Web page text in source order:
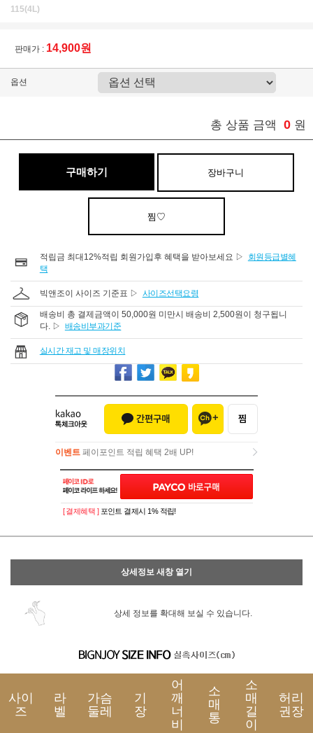
115(4L)
판매가 : 14,900원
옵션
총 상품 금액 0 원
구매하기 장바구니
찜♡
적립금 최대12%적립 회원가입후 혜택을 받아보세요 ▷
회원등급별혜
택
빅앤조이 사이즈 기준표 ▷ 사이즈선택요령
배송비 총 결제금액이 50,000원 미만시 배송비 2,500원이 청구됩니
다. ▷ 배송비부과기준
실시간 재고 및 매장위치
이벤트 페이포인트 적립 혜택 2배 UP!
이벤트페이포인트 적립 혜택 2배 UP!
[ 결제혜택 ] 포인트 결제시 1% 적립!
상세정보 새창 열기
상세 정보를 확대해 보실 수 있습니다.
사이
즈
라
벨
가슴
둘레
기
장
어
깨
너
비
소
매
통
소
매
길
이
허리
권장